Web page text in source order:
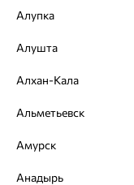
Алупка
Алушта
Алхан-Кала
Альметьевск
Амурск
Анадырь